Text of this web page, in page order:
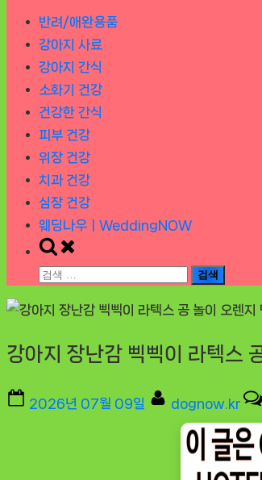
반려/애완용품
강아지 사료
강아지 간식
소화기 건강
건강한 간식
피부 건강
위장 건강
치과 건강
심장 건강
웨딩나우ㅣWeddingNOW
Toggle
search
검
강아지 장난감 삑삑이 라텍스
Posted
2026년 07월 09일 By
dognow.kr